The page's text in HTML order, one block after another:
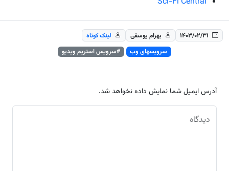
۱۴۰۳/۰۲/۳۱ بهرام یوسفی
لینک کوتاه
سرویسهای وب
#سرویس‌ استریم ویدیو
آدرس ایمیل شما نمایش داده نخواهد شد.
دیدگاه